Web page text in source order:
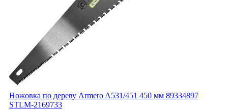
Ножовка по дереву Armero A531/451 450 мм 89334897
STLM-2169733